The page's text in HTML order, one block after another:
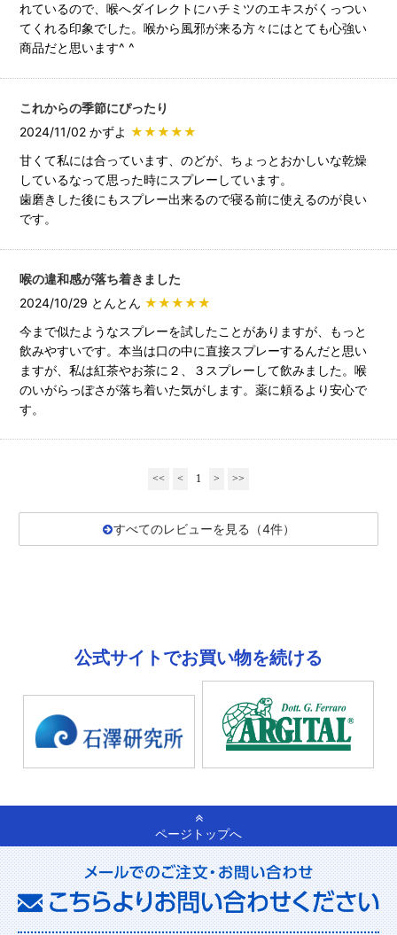
れているので、喉へダイレクトにハチミツのエキスがくっつい
てくれる印象でした。喉から風邪が来る方々にはとても心強い
商品だと思います^ ^
これからの季節にぴったり
2024/11/02 かずよ ★★★★★
甘くて私には合っています、のどが、ちょっとおかしいな乾燥
しているなって思った時にスプレーしています。
歯磨きした後にもスプレー出来るので寝る前に使えるのが良い
です。
喉の違和感が落ち着きました
2024/10/29 とんとん ★★★★★
今まで似たようなスプレーを試したことがありますが、もっと
飲みやすいです。本当は口の中に直接スプレーするんだと思い
ますが、私は紅茶やお茶に２、３スプレーして飲みました。喉
のいがらっぽさが落ち着いた気がします。薬に頼るより安心で
す。
<< < 1 > >>
すべてのレビューを見る（4件）
公式サイトでお買い物を続ける
ページトップへ